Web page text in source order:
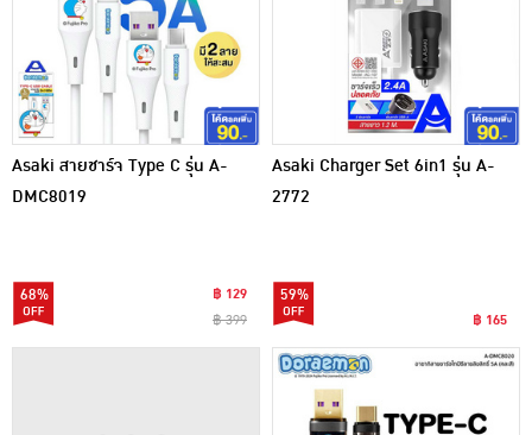
Asaki สายชาร์จ Type C รุ่น A-
DMC8019
68%
฿ 129
฿ 399
Asaki Charger Set 6in1 รุ่น A-
2772
59%
฿ 165